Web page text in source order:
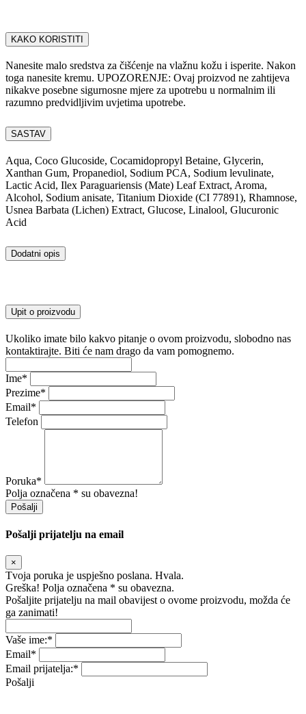
KAKO KORISTITI
Nanesite malo sredstva za čišćenje na vlažnu kožu i isperite. Nakon
toga nanesite kremu. UPOZORENJE: Ovaj proizvod ne zahtijeva
nikakve posebne sigurnosne mjere za upotrebu u normalnim ili
razumno predvidljivim uvjetima upotrebe.
SASTAV
Aqua, Coco Glucoside, Cocamidopropyl Betaine, Glycerin,
Xanthan Gum, Propanediol, Sodium PCA, Sodium levulinate,
Lactic Acid, Ilex Paraguariensis (Mate) Leaf Extract, Aroma,
Alcohol, Sodium anisate, Titanium Dioxide (CI 77891), Rhamnose,
Usnea Barbata (Lichen) Extract, Glucose, Linalool, Glucuronic
Acid
Dodatni opis
Upit o proizvodu
Ukoliko imate bilo kakvo pitanje o ovom proizvodu, slobodno nas
kontaktirajte. Biti će nam drago da vam pomognemo.
Ime*
Prezime*
Email*
Telefon
Poruka*
Polja označena * su obavezna!
Pošalji
Pošalji prijatelju na email
×
Tvoja poruka je uspješno poslana. Hvala.
Greška! Polja označena * su obavezna.
Pošaljite prijatelju na mail obavijest o ovome proizvodu, možda će
ga zanimati!
Vaše ime:*
Email*
Email prijatelja:*
Pošalji